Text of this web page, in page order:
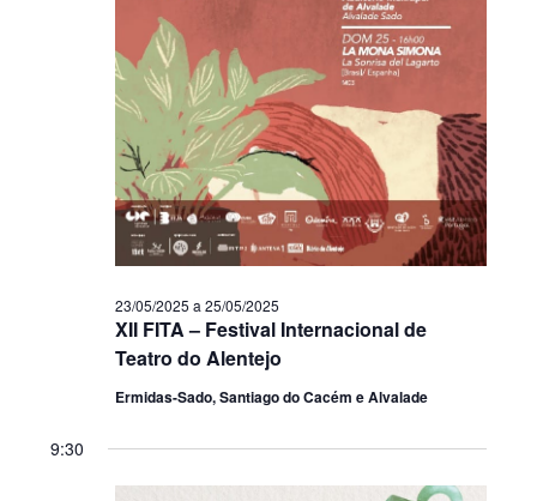
XII FITA – Festival Internacional de
Teatro do Alentejo
23/05/2025 a 25/05/2025
Ermidas-Sado, Santiago do Cacém e Alvalade
9:30